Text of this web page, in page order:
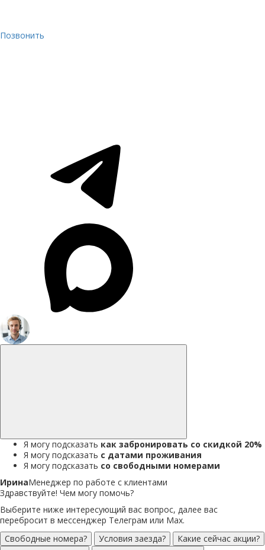
Позвонить
Я могу подсказать как забронировать со скидкой 20%
Я могу подсказать с датами проживания
Я могу подсказать со свободными номерами
ИринаМенеджер по работе с клиентами
Здравствуйте! Чем могу помочь?
Выберите ниже интересующий вас вопрос, далее вас
перебросит в мессенджер Телеграм или Max.
Свободные номера?
Условия заезда?
Какие сейчас акции?